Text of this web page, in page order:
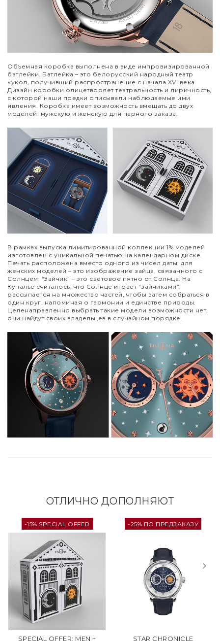
Объемная коробка выполнена в виде импровизированной
батлейки. Батлейка – это белорусский народный театр
кукол, получивший распространение с начала XVI века.
Дизайн коробки олицетворяет театральность и лиричность,
с которой наши предки описывали наблюдаемые ими
явления. Коробка имеет возможность вмещать до двух
моделей: мужскую и женскую для парного заказа.
В рамках выпуска лимитированной коллекции 1% моделей
изготовлен с уникальной печатью на календарном диске.
Печать расположена вместо одного из чисел даты; для
женских моделей – это изображение зайца, связанного с
Солнцем. “Зайчик” – это световое пятно от Солнца. На
Купалье считалось, что Солнце играет “зайчиками”,
рассыпается на множество частей, чтобы затем собраться в
один круг, напоминая о гармонии и единстве природы.
Целенаправленно выбрать такие модели возможности нет,
они найдут своих владельцев в случайном порядке.
ОТЛИЧНО ДОПОЛНЯЮТ
-15% SPECIAL OFFER
SPECIAL OFFER: MEN +
-25% ПО ПРЕДЗАКАЗУ
STAR CHRONICLE